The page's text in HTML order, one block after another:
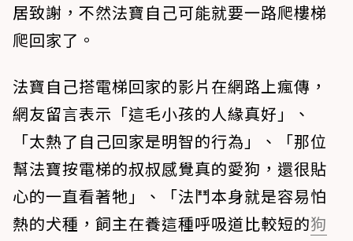
居致謝，不然法寶自己可能就要一路爬樓梯
爬回家了。
法寶自己搭電梯回家的影片在網路上瘋傳，
網友留言表示「這毛小孩的人緣真好」、
「太熱了自己回家是明智的行為」、「那位
幫法寶按電梯的叔叔感覺真的愛狗，還很貼
心的一直看著牠」、「法鬥本身就是容易怕
熱的犬種，飼主在養這種呼吸道比較短的狗